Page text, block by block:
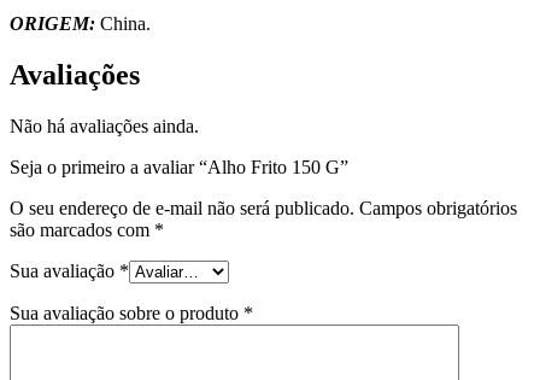
ORIGEM: China.
Avaliações
Não há avaliações ainda.
Seja o primeiro a avaliar “Alho Frito 150 G”
O seu endereço de e-mail não será publicado. Campos obrigatórios
são marcados com *
Sua avaliação *
Sua avaliação sobre o produto *